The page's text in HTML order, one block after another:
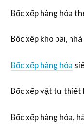
Bốc xếp hàng hóa
Bốc xếp kho bãi,
Bốc xếp hàng hóa
Bốc xếp vật tư thiết
Bốc xếp hàng hóa,